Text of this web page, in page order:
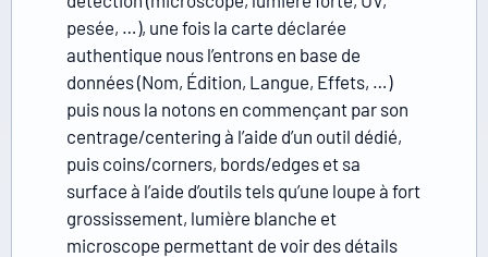
pesée, …), une fois la carte déclarée
authentique nous l’entrons en base de
données (Nom, Édition, Langue, Effets, …)
puis nous la notons en commençant par son
centrage/centering à l’aide d’un outil dédié,
puis coins/corners, bords/edges et sa
surface à l’aide d’outils tels qu’une loupe à fort
grossissement, lumière blanche et
microscope permettant de voir des détails